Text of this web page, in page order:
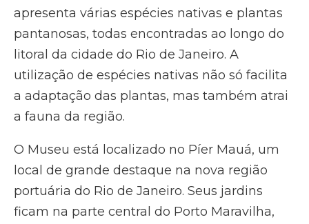
apresenta várias espécies nativas e plantas
pantanosas, todas encontradas ao longo do
litoral da cidade do Rio de Janeiro. A
utilização de espécies nativas não só facilita
a adaptação das plantas, mas também atrai
a fauna da região.
O Museu está localizado no Píer Mauá, um
local de grande destaque na nova região
portuária do Rio de Janeiro. Seus jardins
ficam na parte central do Porto Maravilha,